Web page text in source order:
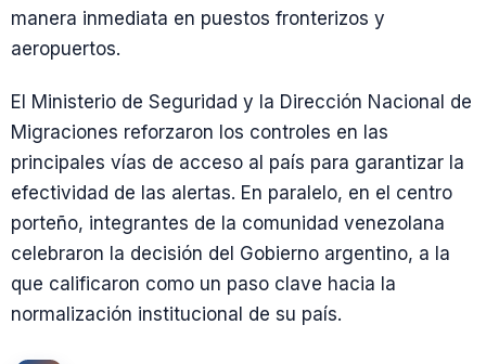
manera inmediata en puestos fronterizos y
aeropuertos.
El Ministerio de Seguridad y la Dirección Nacional de
Migraciones reforzaron los controles en las
principales vías de acceso al país para garantizar la
efectividad de las alertas. En paralelo, en el centro
porteño, integrantes de la comunidad venezolana
celebraron la decisión del Gobierno argentino, a la
que calificaron como un paso clave hacia la
normalización institucional de su país.